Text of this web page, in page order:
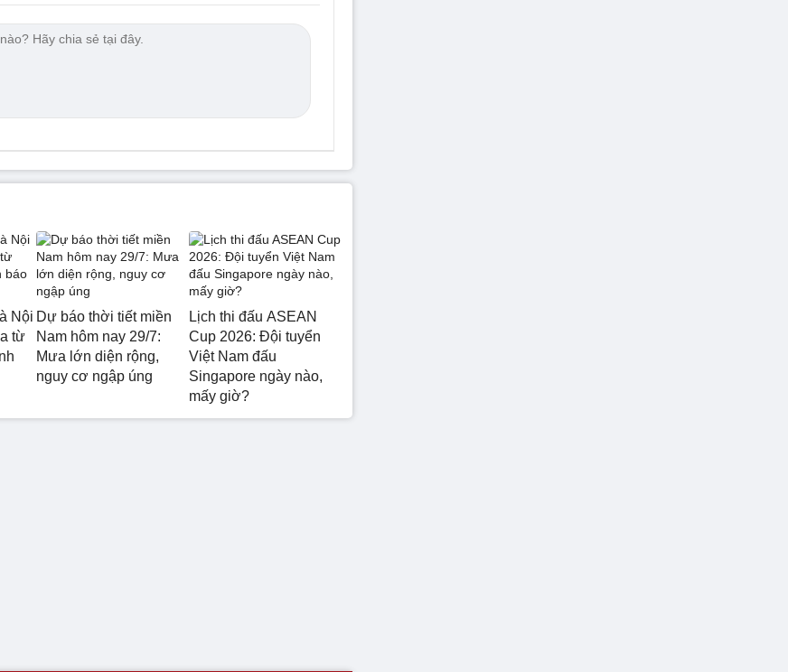
Nội
từ
Dự báo thời tiết miền
Nam hôm nay 29/7:
Mưa lớn diện rộng,
nguy cơ ngập úng
Lịch thi đấu ASEAN
Cup 2026: Đội tuyển
Việt Nam đấu
Singapore ngày nào,
mấy giờ?